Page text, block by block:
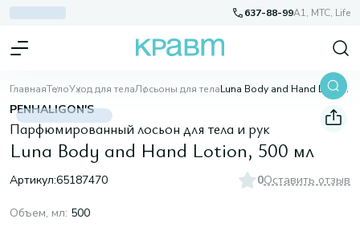
637-88-99A1, МТС, Life
ГлавнаяТелоУход для телаЛосьоны для тела Luna Body and Hand Lotion, 500 мл
PENHALIGON'S
Парфюмированный лосьон для тела и рук
Luna Body and Hand Lotion, 500 мл
Артикул:65187470 0Оставить отзыв
Объем, мл: 500